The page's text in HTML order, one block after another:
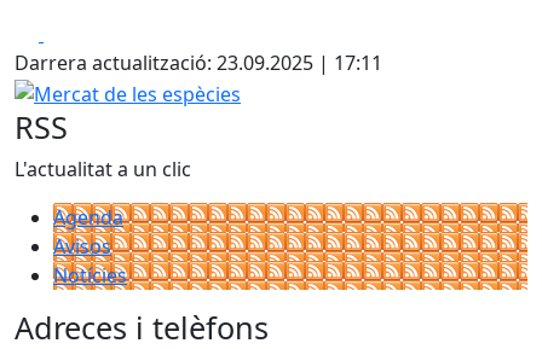
Darrera actualització: 23.09.2025 | 17:11
Mercat de les espècies
RSS
L'actualitat a un clic
Agenda
Avisos
Notícies
Adreces i telèfons